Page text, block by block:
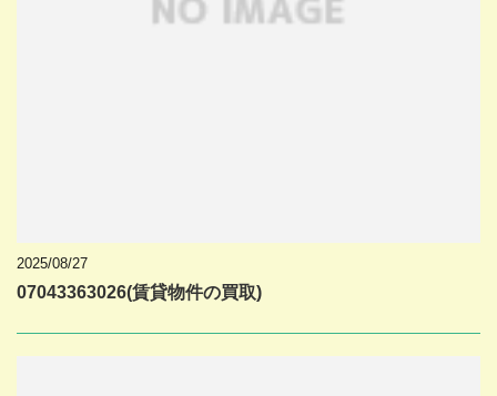
2025/08/27
07043363026(賃貸物件の買取)